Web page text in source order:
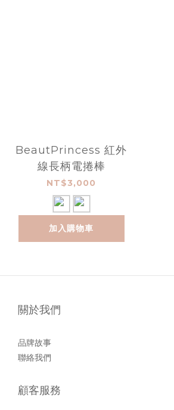
BeautPrincess 紅外
線長柄電捲棒
NT$3,000
加入購物車
關於我們
品牌故事
聯絡我們
顧客服務